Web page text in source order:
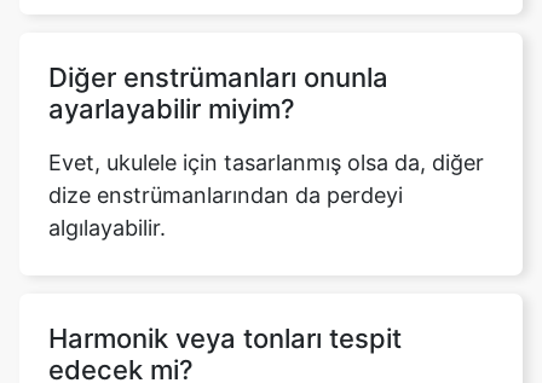
Diğer enstrümanları onunla
ayarlayabilir miyim?
Evet, ukulele için tasarlanmış olsa da, diğer
dize enstrümanlarından da perdeyi
algılayabilir.
Harmonik veya tonları tespit
edecek mi?